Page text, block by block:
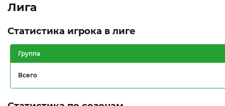
Лига
Статистика игрока в лиге
Группа
Всего